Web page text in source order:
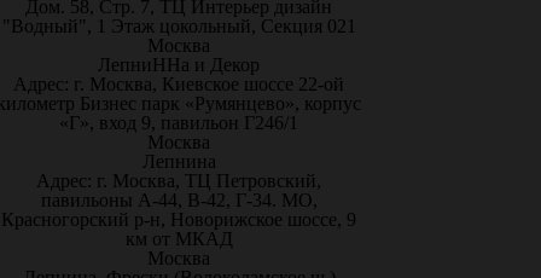
Дом. 58, Стр. 7, ТЦ Интерьер дизайн
"Водный", 1 Этаж цокольный, Секция 021
Москва
ЛепниННа и Декор
Адрес: г. Москва, Киевское шоссе 22-ой
Бизнес парк «Румянцево», корпус
«Г», вход 9, павильон Г246/1
Москва
Лепнина
Адрес: г. Москва, ТЦ Петровский,
павильоны А-44, В-42, Г-34. МО,
Красногорский р-н, Новорижское шоссе, 9
км от МКАД
Москва